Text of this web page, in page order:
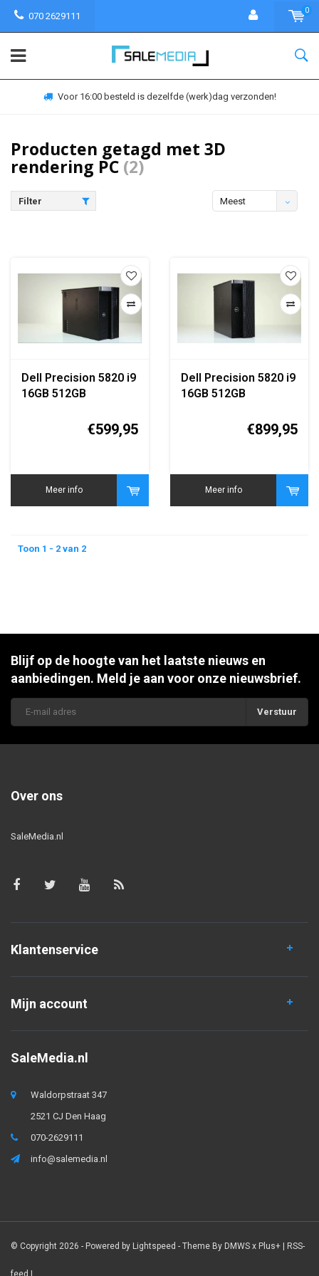
070 2629111
0
Voor 16:00 besteld is dezelfde (werk)dag verzonden!
Producten getagd met 3D
rendering PC (2)
Filter
Meest
Dell Precision 5820 i9
16GB 512GB
€599,95
Meer info
Dell Precision 5820 i9
16GB 512GB
€899,95
Meer info
Toon 1 - 2 van 2
Blijf op de hoogte van het laatste nieuws en
aanbiedingen. Meld je aan voor onze nieuwsbrief.
Verstuur
Over ons
SaleMedia.nl
Klantenservice
Mijn account
SaleMedia.nl
Waldorpstraat 347
2521 CJ Den Haag
070-2629111
info@salemedia.nl
© Copyright 2026 - Powered by Lightspeed - Theme By DMWS x Plus+ | RSS-
feed |